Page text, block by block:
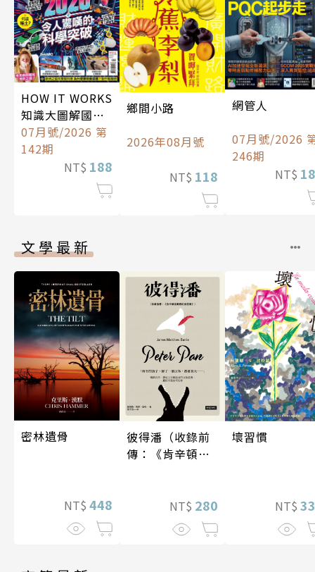
HOW IT WORKS
知識大圖解國際
中文版
07月號/2026 第
142期
NT$ 188
鄉間小路
2026年08月號
NT$ 118
網管人
07月號/2026
246期
NT$
文學最新
密林遺骨
NT$ 448
彼得潘（收錄前
傳：《肯辛頓花
NT$ 280
壞習慣
NT$